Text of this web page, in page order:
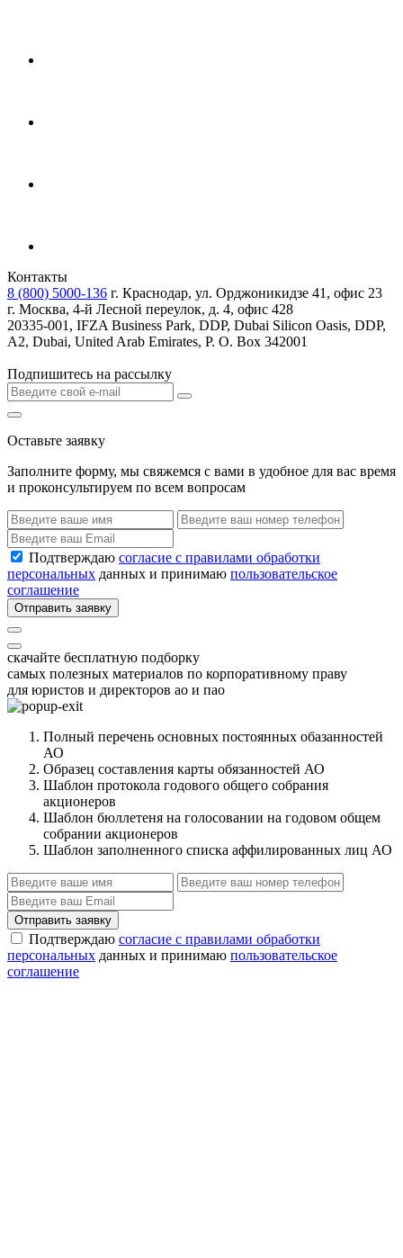
Контакты
8 (800) 5000-136 г. Краснодар, ул. Орджоникидзе 41, офис 23
г. Москва, 4-й Лесной переулок, д. 4, офис 428
20335-001, IFZA Business Park, DDP, Dubai Silicon Oasis, DDP,
A2, Dubai, United Arab Emirates, P. O. Box 342001
Подпишитесь на рассылку
Оставьте заявку
Заполните форму, мы свяжемся с вами в удобное для вас время
и проконсультируем по всем вопросам
Подтверждаю согласие с правилами обработки
персональных данных и принимаю пользовательское
соглашение
Отправить заявку
скачайте бесплатную подборку
самых полезных материалов по корпоративному праву
для юристов и директоров ао и пао
Полный перечень основных постоянных обазанностей
АО
Образец составления карты обязанностей АО
Шаблон протокола годового общего собрания
акционеров
Шаблон бюллетеня на голосовании на годовом общем
собрании акционеров
Шаблон заполненного списка аффилированных лиц АО
Отправить заявку
Подтверждаю согласие с правилами обработки
персональных данных и принимаю пользовательское
соглашение